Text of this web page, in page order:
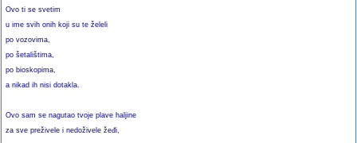
Ovo ti se svetim
u ime svih onih koji su te želeli
po vozovima,
po šetalištima,
po bioskopima,
a nikad ih nisi dotakla.
Ovo sam se nagutao tvoje plave haljine
za sve preživele i nedoživele žeđi,